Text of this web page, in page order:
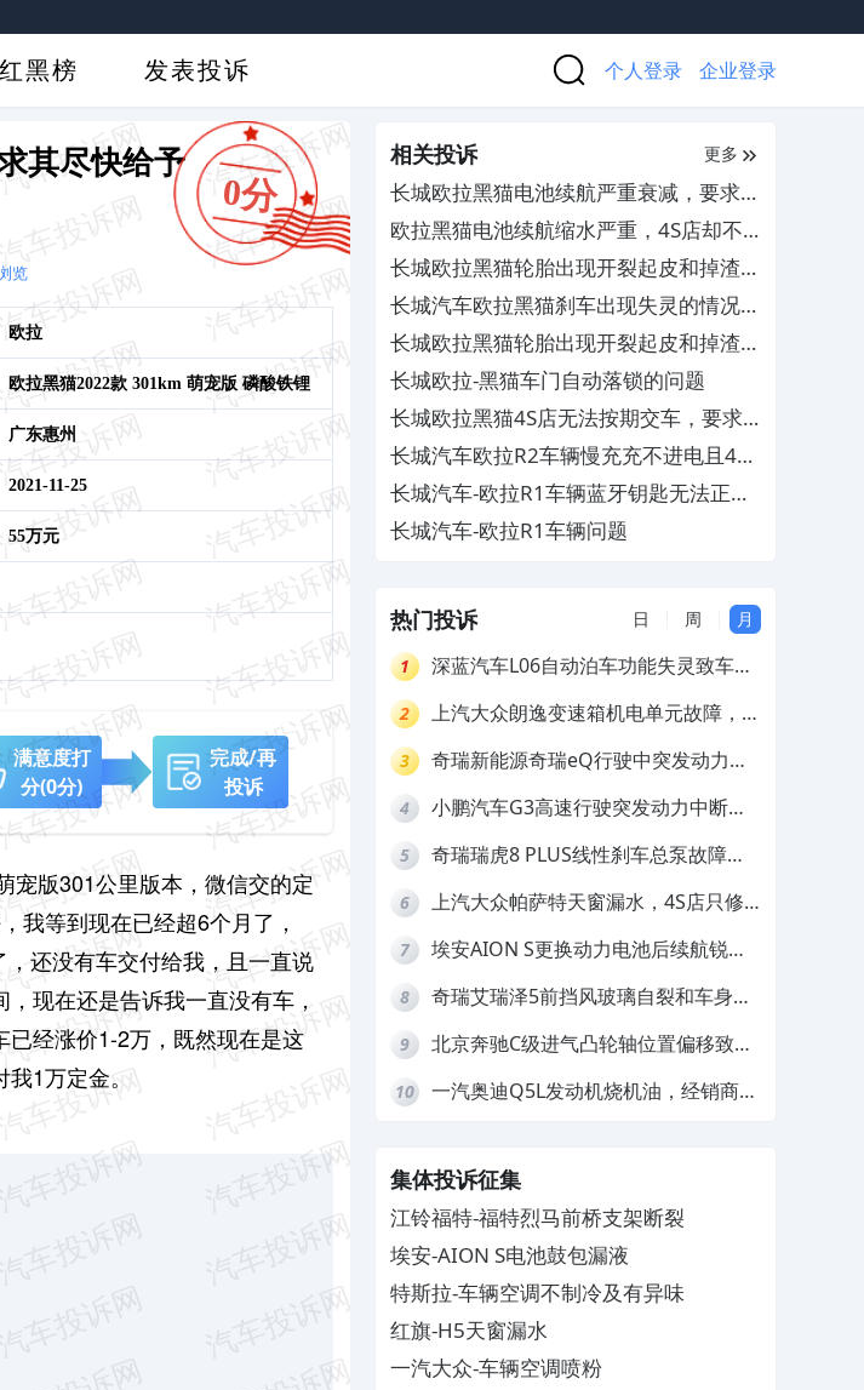
红黑榜 发表投诉 个人登录 企业登录
0分
其尽快给予
览
欧拉
欧拉黑猫2022款 301km 萌宠版 磷酸铁锂
广东惠州
2021-11-25
55万元
满意度打
分(0分)
完成/再
投诉
宠版301公里版本，微信交的定
我等到现在已经超6个月了，
还没有车交付给我，且一直说
现在还是告诉我一直没有车，
经涨价1-2万，既然现在是这
1万定金。
相关投诉 更多
长城欧拉黑猫电池续航严重衰减，要求厂
家处理
欧拉黑猫电池续航缩水严重，4S店却不
予处理
长城欧拉黑猫轮胎出现开裂起皮和掉渣的
现象，要求厂家给予合理的说法
长城汽车欧拉黑猫刹车出现失灵的情况，
造成行车中存在严重的安全隐患
长城欧拉黑猫轮胎出现开裂起皮和掉渣的
现象，要求厂家给予合理的说法
长城欧拉-黑猫车门自动落锁的问题
长城欧拉黑猫4S店无法按期交车，要求
其尽快给予交车或作出赔偿
长城汽车欧拉R2车辆慢充充不进电且4S
店不兑现赔偿承诺，存在店大欺客的行为
长城汽车-欧拉R1车辆蓝牙钥匙无法正常
使用
长城汽车-欧拉R1车辆问题
热门投诉 日 周 月
1
深蓝汽车L06自动泊车功能失灵致车辆
2
上汽大众朗逸变速箱机电单元故障，厂
3
奇瑞新能源奇瑞eQ行驶中突发动力受
拒绝三电质保
4
小鹏汽车G3高速行驶突发动力中断，
5
奇瑞瑞虎8 PLUS线性刹车总泵故障，
6
上汽大众帕萨特天窗漏水，4S店只修
7
埃安AION S更换动力电池后续航锐
8
奇瑞艾瑞泽5前挡风玻璃自裂和车身多
9
北京奔驰C级进气凸轮轴位置偏移致发
10
一汽奥迪Q5L发动机烧机油，经销商推
集体投诉征集
江铃福特-福特烈马前桥支架断裂
埃安-AION S电池鼓包漏液
特斯拉-车辆空调不制冷及有异味
红旗-H5天窗漏水
一汽大众-车辆空调喷粉